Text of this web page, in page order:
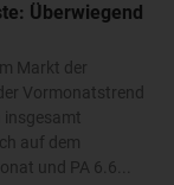
Überwiegend
Markt der
Vormonatstrend
insgesamt
auf dem
und PA 6.6...